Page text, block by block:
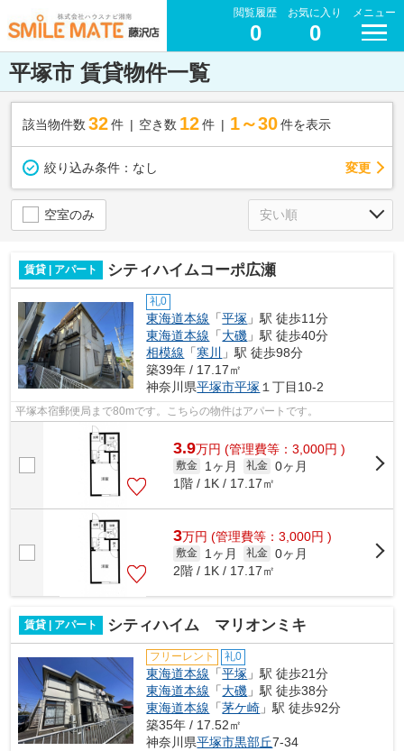
閲覧履歴
0
お気に入り
0
メニュー
平塚市 賃貸物件一覧
該当物件数 32件 空き数 12 件 1～30 件を表示
絞り込み条件： なし 変更
空室のみ
賃貸 | アパート シティハイムコーポ広瀬
礼0
東海道本線 「平塚 」駅 徒歩11分
東海道本線 「大磯 」駅 徒歩40分
相模線 「寒川
」駅 徒歩98分
築39年 / 17.17㎡
神奈川県平塚市平塚１丁目10-2
平塚本宿郵便局まで80mです。こちらの物件はアパートです。
3.9万円 (管理費等：3,000円 )
敷金 1ヶ月 礼金 0ヶ月
1階 / 1K / 17.17㎡
3万円 (管理費等：3,000円 )
敷金 1ヶ月 礼金 0ヶ月
2階 / 1K / 17.17㎡
賃貸 | アパート シティハイム マリオンミキ
フリーレント 礼0
東海道本線 「平塚 」駅 徒歩21分
東海道本線 「大磯 」駅 徒歩38分
東海道本線 「茅ケ崎 」駅 徒歩92分
築35年 / 17.52㎡
神奈川県平塚市黒部丘7-34